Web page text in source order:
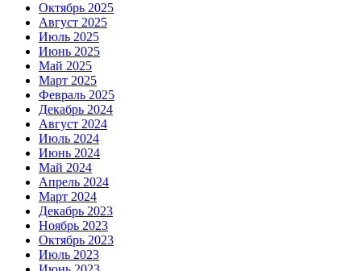
Октябрь 2025
Август 2025
Июль 2025
Июнь 2025
Май 2025
Март 2025
Февраль 2025
Декабрь 2024
Август 2024
Июль 2024
Июнь 2024
Май 2024
Апрель 2024
Март 2024
Декабрь 2023
Ноябрь 2023
Октябрь 2023
Июль 2023